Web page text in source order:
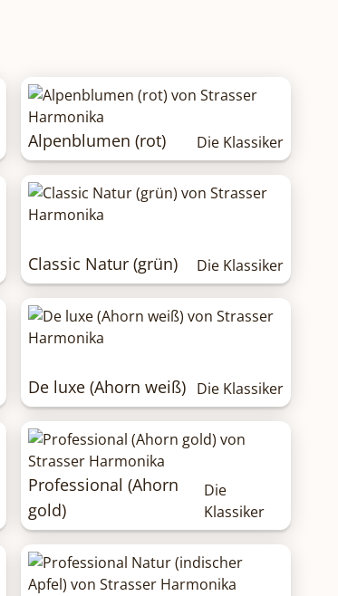
Alpenblumen (rot) Die Klassiker
Classic Natur (grün) Die Klassiker
De luxe (Ahorn weiß) Die Klassiker
Professional (Ahorn
gold)
Die
Klassiker